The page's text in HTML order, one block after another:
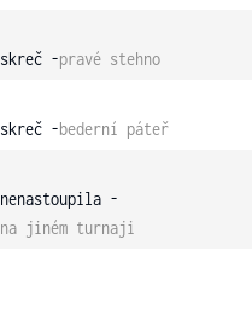
skreč -pravé stehno
skreč -bederní páteř
nenastoupila -
na jiném turnaji